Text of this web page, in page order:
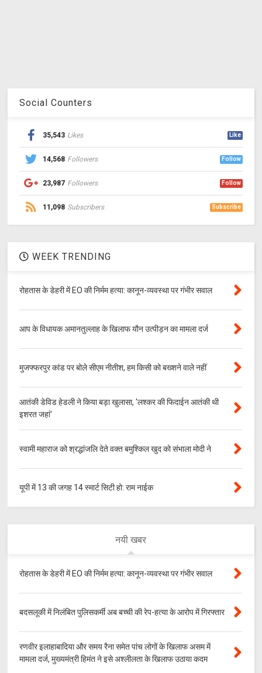
Social Counters
35,543 Likes Like
14,568 Followers Follow
23,987 Followers Follow
11,098 Subscribers Subscribe
WEEK TRENDING
रोहतास के डेहरी में EO की निर्मम हत्या: कानून-व्यवस्था पर गंभीर सवाल
आप के विधायक अमानतुल्लाह के खिलाफ यौन उत्पीड़न का मामला दर्ज
मुजफ्फरपुर कांड पर बोले सीएम नीतीश, हम किसी को बख्शने वाले नहीं
आतंकी डेविड हेडली ने किया बड़ा खुलासा, 'लश्‍कर की फिदाईन आतंकी थी
इशरत जहां'
स्वामी महाराज को श्रद्धांजलि देते वक्त बमुश्किल खुद को संभाला मोदी ने
यूपी में 13 की जगह 14 स्मार्ट सिटी हो: राम नाईक
नयी खबर
रोहतास के डेहरी में EO की निर्मम हत्या: कानून-व्यवस्था पर गंभीर सवाल
बदसलूकी में निलंबित पुलिसकर्मी अब बच्ची की रेप-हत्या के आरोप में गिरफ्तार
रणवीर इलाहाबादिया और समय रैना समेत पांच लोगों के खिलाफ असम में
मामला दर्ज, मुख्यमंत्री हिमंत ने इसे अश्लीलता के खिलाफ उठाया कदम